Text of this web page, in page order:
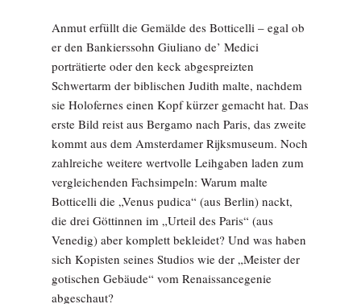
Anmut erfüllt die Gemälde des Botticelli – egal ob
er den Bankierssohn Giuliano de’ Medici
porträtierte oder den keck abgespreizten
Schwertarm der biblischen Judith malte, nachdem
sie Holofernes einen Kopf kürzer gemacht hat. Das
erste Bild reist aus Bergamo nach Paris, das zweite
kommt aus dem Amsterdamer Rijksmuseum. Noch
zahlreiche weitere wertvolle Leihgaben laden zum
vergleichenden Fachsimpeln: Warum malte
Botticelli die „Venus pudica“ (aus Berlin) nackt,
die drei Göttinnen im „Urteil des Paris“ (aus
Venedig) aber komplett bekleidet? Und was haben
sich Kopisten seines Studios wie der „Meister der
gotischen Gebäude“ vom Renaissancegenie
abgeschaut?